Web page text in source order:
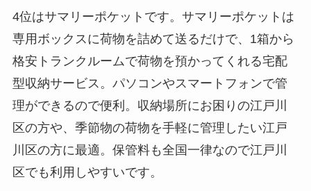
4位はサマリーポケットです。サマリーポケットは
専用ボックスに荷物を詰めて送るだけで、1箱から
格安トランクルームで荷物を預かってくれる宅配
型収納サービス。パソコンやスマートフォンで管
理ができるので便利。収納場所にお困りの江戸川
区の方や、季節物の荷物を手軽に管理したい江戸
川区の方に最適。保管料も全国一律なので江戸川
区でも利用しやすいです。